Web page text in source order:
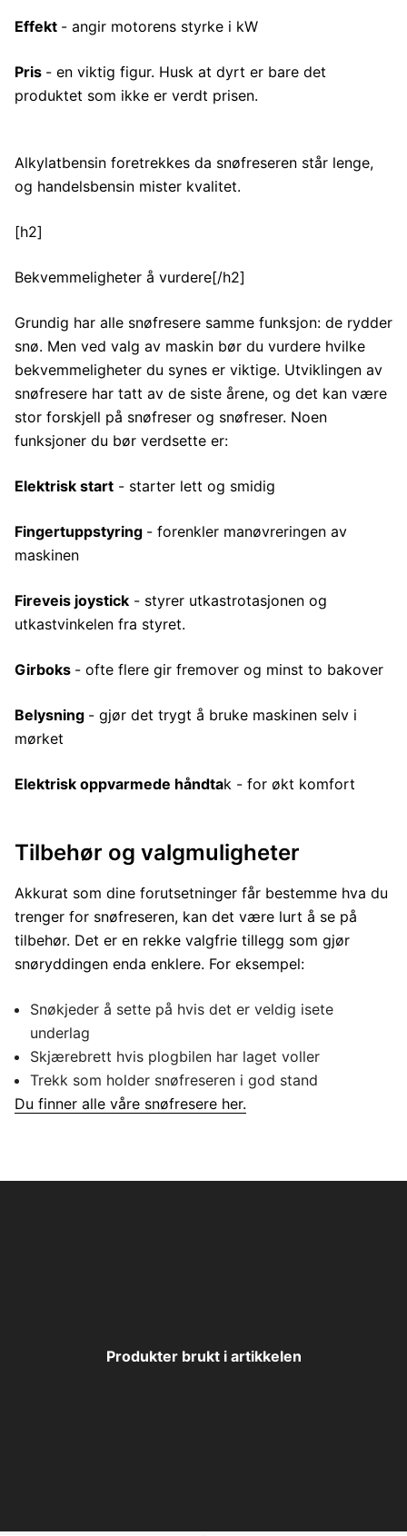
Effekt - angir motorens styrke i kW
Pris - en viktig figur. Husk at dyrt er bare det
produktet som ikke er verdt prisen.
Alkylatbensin foretrekkes da snøfreseren står lenge,
og handelsbensin mister kvalitet.
[h2]
Bekvemmeligheter å vurdere[/h2]
Grundig har alle snøfresere samme funksjon: de rydder
snø. Men ved valg av maskin bør du vurdere hvilke
bekvemmeligheter du synes er viktige. Utviklingen av
snøfresere har tatt av de siste årene, og det kan være
stor forskjell på snøfreser og snøfreser. Noen
funksjoner du bør verdsette er:
Elektrisk start - starter lett og smidig
Fingertuppstyring - forenkler manøvreringen av
maskinen
Fireveis joystick - styrer utkastrotasjonen og
utkastvinkelen fra styret.
Girboks - ofte flere gir fremover og minst to bakover
Belysning - gjør det trygt å bruke maskinen selv i
mørket
Elektrisk oppvarmede håndtak - for økt komfort
Tilbehør og valgmuligheter
Akkurat som dine forutsetninger får bestemme hva du
trenger for snøfreseren, kan det være lurt å se på
tilbehør. Det er en rekke valgfrie tillegg som gjør
snøryddingen enda enklere. For eksempel:
Snøkjeder å sette på hvis det er veldig isete
underlag
Skjærebrett hvis plogbilen har laget voller
Trekk som holder snøfreseren i god stand
Du finner alle våre snøfresere her.
Produkter brukt i artikkelen